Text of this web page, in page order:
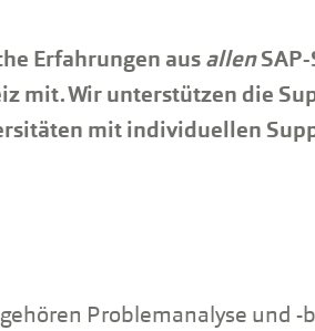
Erfahrungen ausallen
mit. Wir unterstützen die
mit individuellen
Problemanalyse und -